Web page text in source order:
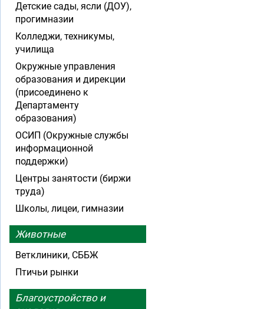
Детские сады, ясли (ДОУ),
прогимназии
Колледжи, техникумы,
училища
Окружные управления
образования и дирекции
(присоединено к
Департаменту
образования)
ОСИП (Окружные службы
информационной
поддержки)
Центры занятости (биржи
труда)
Школы, лицеи, гимназии
Животные
Ветклиники, СББЖ
Птичьи рынки
Благоустройство и